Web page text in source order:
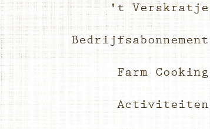
't Verskratje
Bedrijfsabonnement
Farm Cooking
Activiteiten